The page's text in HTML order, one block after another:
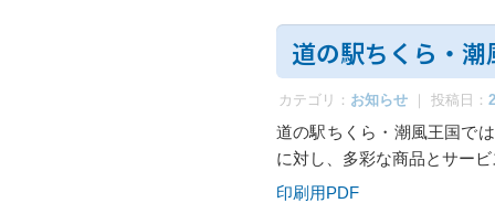
道の駅ちくら・
カテゴリ： お知らせ ｜ 投稿日：
道の駅ちくら・潮風王国で
に対し、多彩な商品とサー
印刷用PDF